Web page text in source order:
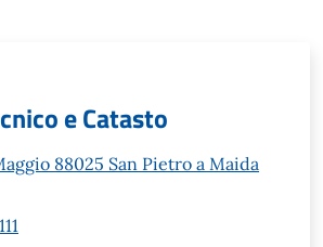
e Catasto
88025 San Pietro a Maida